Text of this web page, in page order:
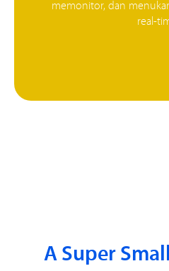
memonitor, dan
real-
A Super